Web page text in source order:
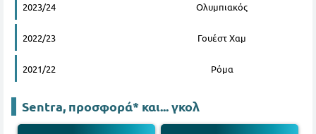
2023/24 Ολυμπιακός
2022/23 Γουέστ Χαμ
2021/22 Ρόμα
Sentra, προσφορά* και... γκολ